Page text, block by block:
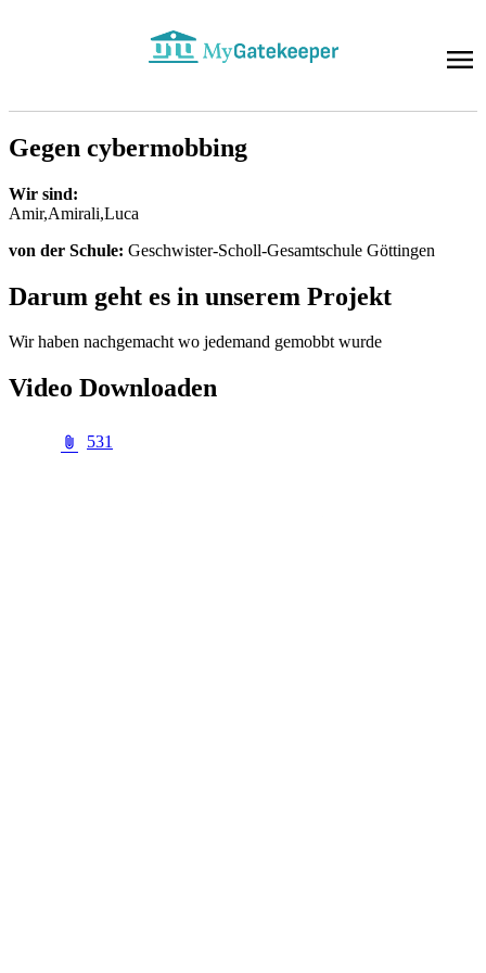
Ge­gen cy­ber­mob­bing
Wir sind:
Amir,Ami­ra­li,Luca
von der Schu­le: Ge­schwis­ter-Scholl-Ge­samt­schu­le Göt­tin­gen
Dar­um geht es in un­se­rem Pro­jekt
Wir ha­ben nach­ge­macht wo je­de­mand ge­mobbt wur­de
Vi­deo Down­loa­den
531